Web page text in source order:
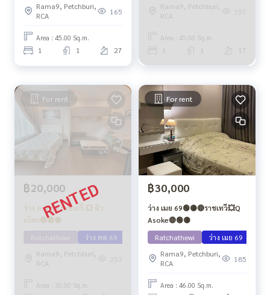
Rama9, Petchburi,
RCA
165
Area : 45.00 Sq.m.
1 1 27
Rama9, Petchburi,
RCA
157
Area : 45.00 Sq.m.
1 1 17
For rent
฿20,000
ว่าง ต.ค 69 ราชเทวี 💥 คิว
อโศก🔴🟢🟡
ว่าง ตค 69
Rama9, Petchburi,
RCA
253
Area : 30.00 Sq.m.
For rent
฿30,000
ว่าง เมย 69🟢🟡🔴ราชเทวี💥Q
Asoke🔴🟢🟡
Ratchathewi
ว่าง เมย 69
Rama9, Petchburi,
RCA
185
Area : 46.00 Sq.m.